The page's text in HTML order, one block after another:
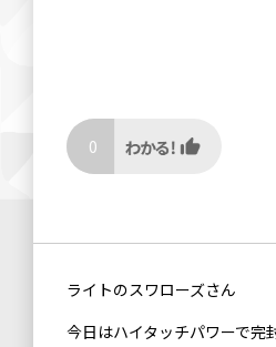
0
ライトのスワローズさん
今日はハイタッチパワーで完